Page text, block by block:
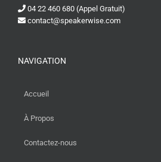
04 22 460 680 (Appel Gratuit)
contact@speakerwise.com
NAVIGATION
Accueil
À Propos
Contactez-nous